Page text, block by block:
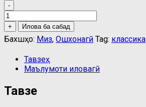
-
Мизи
даврашакл
(кугла)
бо
quantity
+ Илова ба сабад
Бахшҳо: Миз, Ошхонагӣ Tag: классика
Тавзеҳ
Маълумоти иловагӣ
Тавзеҳ